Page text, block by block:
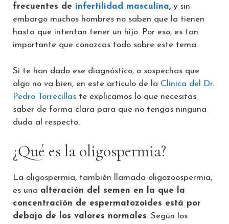
frecuentes de infertilidad masculina, y sin
embargo muchos hombres no saben que la tienen
hasta que intentan tener un hijo. Por eso, es tan
importante que conozcas todo sobre este tema.
Si te han dado ese diagnóstico, o sospechas que
algo no va bien, en este artículo de la Clínica del Dr.
Pedro Torrecillas te explicamos lo que necesitas
saber de forma clara para que no tengas ninguna
duda al respecto.
¿Qué es la oligospermia?
La oligospermia, también llamada oligozoospermia,
es una alteración del semen en la que la
concentración de espermatozoides está por
debajo de los valores normales. Según los